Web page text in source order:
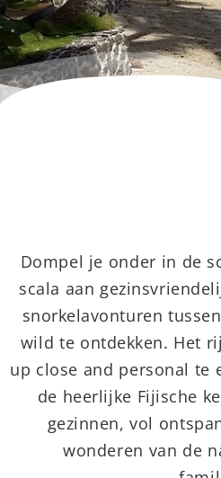
Dompel je onder in de
scala aan
snorkelavonturen
wild te ontdekken. Het
up close and personal te
de heerlijke Fijische
gezinnen, vol
wonderen van de